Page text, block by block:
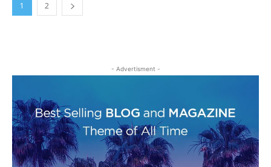
1 2
- Advertisment -